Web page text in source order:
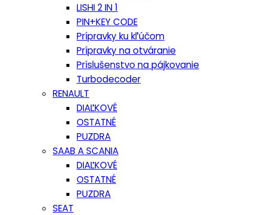
LISHI 2 IN 1
PIN+KEY CODE
Prípravky ku kľúčom
Prípravky na otváranie
Príslušenstvo na pájkovanie
Turbodecoder
RENAULT
DIAĽKOVÉ
OSTATNÉ
PUZDRA
SAAB A SCANIA
DIAĽKOVÉ
OSTATNÉ
PUZDRA
SEAT